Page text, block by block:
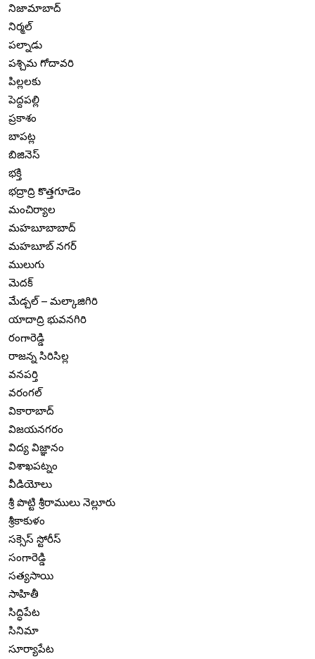
నిజామాబాద్
నిర్మల్
పల్నాడు
పశ్చిమ గోదావరి
పిల్లలకు
పెద్దపల్లి
ప్రకాశం
బాపట్ల
బిజినెస్
భక్తి
భద్రాద్రి కొత్తగూడెం
మంచిర్యాల
మహబూబాబాద్
మహబూబ్ నగర్
ములుగు
మెదక్
మేడ్చల్ – మల్కాజిగిరి
యాదాద్రి భువనగిరి
రంగారెడ్డి
రాజన్న సిరిసిల్ల
వనపర్తి
వరంగల్
వికారాబాద్
విజయనగరం
విద్య విజ్ఞానం
విశాఖపట్నం
వీడియోలు
శ్రీ పొట్టి శ్రీరాములు నెల్లూరు
శ్రీకాకుళం
సక్సెస్ స్టోరీస్
సంగారెడ్డి
సత్యసాయి
సాహితీ
సిద్ధిపేట
సినిమా
సూర్యాపేట